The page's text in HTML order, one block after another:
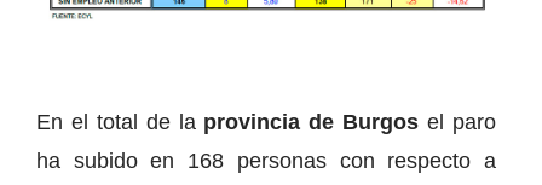
En el total de la provincia de Burgos el paro
ha subido en 168 personas con respecto a